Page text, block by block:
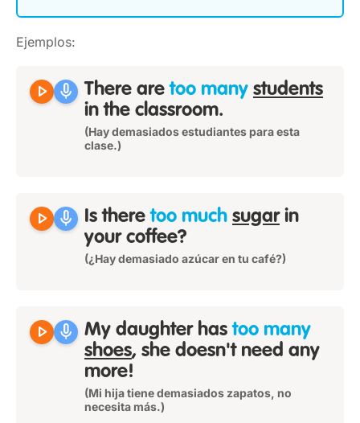
Ejemplos:
play_arrow mic There aretoo many students
in the classroom.
(Hay demasiados estudiantes para esta
clase.)
play_arrow mic Is theretoo much sugarin
your coffee?
(¿Hay demasiado azúcar en tu café?)
play_arrow mic My daughter hastoo many
shoes, she doesn't need any
more!
(Mi hija tiene demasiados zapatos, no
necesita más.)